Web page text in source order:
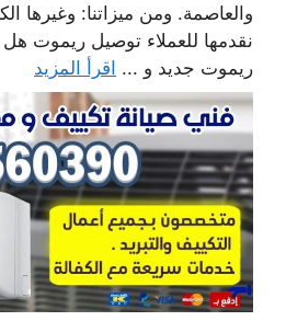
والعاصمة. ومن ميزاتنا: وغيرها
نقدمها للعملاء توصيل ريموت
ريموت جديد و ... اقرأ المزيد